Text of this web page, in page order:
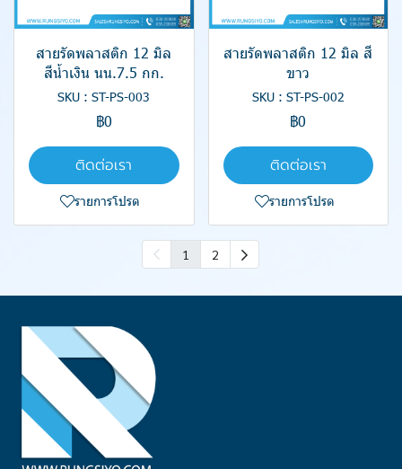
สายรัดพลาสติก 12 มิล
สีน้ำเงิน นน.7.5 กก.
SKU : ST-PS-003
฿0
ติดต่อเรา
รายการโปรด
สายรัดพลาสติก 12 มิล สี
ขาว
SKU : ST-PS-002
฿0
ติดต่อเรา
รายการโปรด
1 2